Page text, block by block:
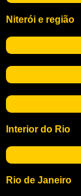
Niterói e região
Interior do Rio
Rio de Janeiro